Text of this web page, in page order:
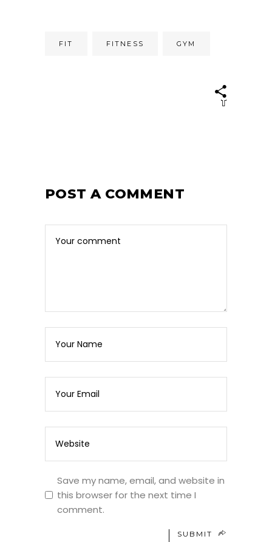
FIT FITNESS GYM
POST A COMMENT
Save my name, email, and website in
this browser for the next time I
comment.
SUBMIT